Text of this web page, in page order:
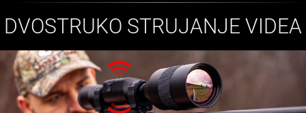
DVOSTRUKO STRUJANJE VIDEA